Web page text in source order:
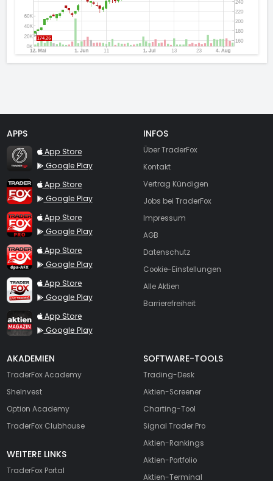
APPS
TraderFox Flash
App Store
Google Play
TraderFox App
App Store
Google Play
TraderFox Pro
App Store
Google Play
TraderFox dpa-AFX ProFeed
App Store
Google Play
TraderFox Live Trading
App Store
Google Play
TraderFox aktien Magazin
App Store
Google Play
INFOS
Über TraderFox
Kontakt
Vertrag Kündigen
Jobs bei TraderFox
Impressum
AGB
Datenschutz
Cookie-Einstellungen
Alle Aktien
Barrierefreiheit
AKADEMIEN
TraderFox Academy
SheInvest
Option Academy
TraderFox Clubhouse
WEITERE LINKS
TraderFox Portal
SOFTWARE-TOOLS
Trading-Desk
Aktien-Screener
Charting-Tool
Signal Trader Pro
Aktien-Rankings
Aktien-Portfolio
Aktien-Terminal